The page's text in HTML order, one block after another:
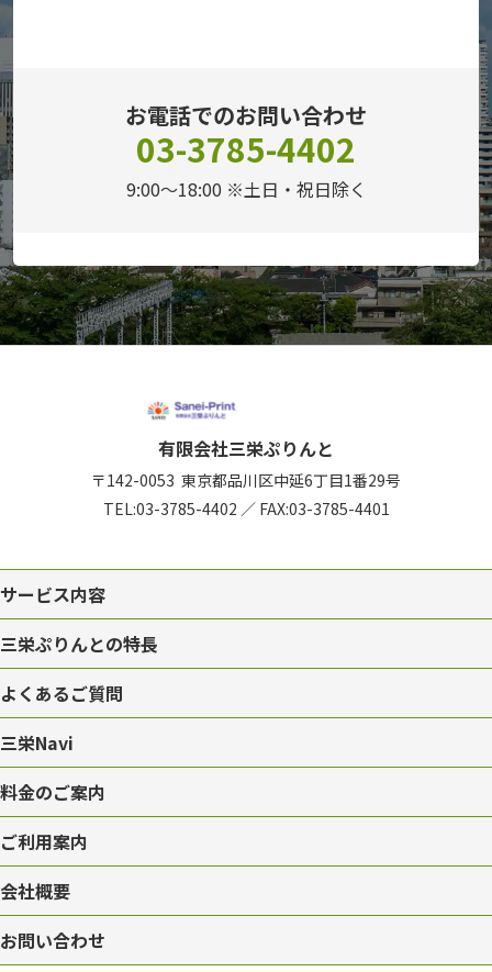
お電話でのお問い合わせ
03-3785-4402
9:00～18:00 ※土日・祝日除く
有限会社三栄ぷりんと
〒142-0053 東京都品川区中延6丁目1番29号
TEL:03-3785-4402 ／ FAX:03-3785-4401
サービス内容
三栄ぷりんとの特長
よくあるご質問
三栄Navi
料金のご案内
ご利用案内
会社概要
お問い合わせ